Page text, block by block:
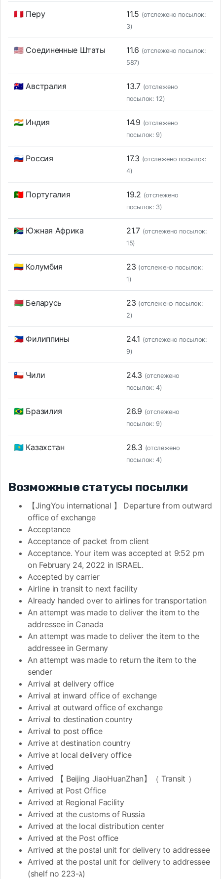
🇵🇪 Перу 11.5 (отслежено посылок:
3)
🇺🇸 Соединенные Штаты 11.6 (отслежено посылок:
587)
🇦🇺 Австралия 13.7 (отслежено
посылок: 12)
🇮🇳 Индия 14.9 (отслежено
посылок: 9)
🇷🇺 Россия 17.3 (отслежено посылок:
4)
🇵🇹 Португалия 19.2 (отслежено
посылок: 3)
🇿🇦 Южная Африка 21.7 (отслежено посылок:
15)
🇨🇴 Колумбия 23 (отслежено посылок:
1)
🇧🇾 Беларусь 23 (отслежено посылок:
2)
🇵🇭 Филиппины 24.1 (отслежено посылок:
9)
🇨🇱 Чили 24.3 (отслежено
посылок: 4)
🇧🇷 Бразилия 26.9 (отслежено
посылок: 9)
🇰🇿 Казахстан 28.3 (отслежено
посылок: 4)
Возможные статусы посылки
【JingYou international 】 Departure from outward
office of exchange
Acceptance
Acceptance of packet from client
Acceptance. Your item was accepted at 9:52 pm
on February 24, 2022 in ISRAEL.
Accepted by carrier
Airline in transit to next facility
Already handed over to airlines for transportation
An attempt was made to deliver the item to the
addressee in Canada
An attempt was made to deliver the item to the
addressee in Germany
An attempt was made to return the item to the
sender
Arrival at delivery office
Arrival at inward office of exchange
Arrival at outward office of exchange
Arrival to destination country
Arrival to post office
Arrive at destination country
Arrive at local delivery office
Arrived
Arrived 【 Beijing JiaoHuanZhan】（ Transit ）
Arrived at Post Office
Arrived at Regional Facility
Arrived at the customs of Russia
Arrived at the local distribution center
Arrived at the Post office
Arrived at the postal unit for delivery to addressee
Arrived at the postal unit for delivery to addressee
(shelf no ג-223)